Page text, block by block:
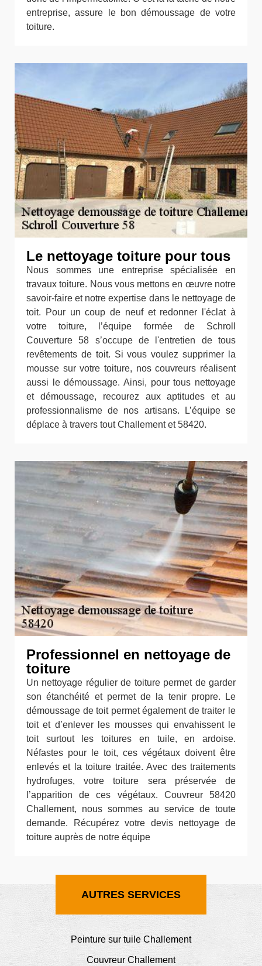
entreprise, assure le bon démoussage de votre
toiture.
Le nettoyage toiture pour tous
Nous sommes une entreprise spécialisée en
travaux toiture. Nous vous mettons en œuvre notre
savoir-faire et notre expertise dans le nettoyage de
toit. Pour un coup de neuf et redonner l'éclat à
votre toiture, l’équipe formée de Schroll
Couverture 58 s’occupe de l'entretien de tous
revêtements de toit. Si vous voulez supprimer la
mousse sur votre toiture, nos couvreurs réalisent
aussi le démoussage. Ainsi, pour tous nettoyage
et démoussage, recourez aux aptitudes et au
professionnalisme de nos artisans. L’équipe se
déplace à travers tout Challement et 58420.
Professionnel en nettoyage de
toiture
Un nettoyage régulier de toiture permet de garder
son étanchéité et permet de la tenir propre. Le
démoussage de toit permet également de traiter le
toit et d’enlever les mousses qui envahissent le
toit surtout les toitures en tuile, en ardoise.
Néfastes pour le toit, ces végétaux doivent être
enlevés et la toiture traitée. Avec des traitements
hydrofuges, votre toiture sera préservée de
l’apparition de ces végétaux. Couvreur 58420
Challement, nous sommes au service de toute
demande. Récupérez votre devis nettoyage de
toiture auprès de notre équipe
AUTRES SERVICES
Peinture sur tuile Challement
Couvreur Challement